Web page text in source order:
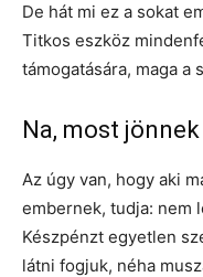
De hát mi ez a sokat
Titkos eszköz
támogatására, maga a
Na, most
Az úgy van, hogy aki
embernek, tudja: nem
Készpénzt egyetlen
látni fogjuk, néha